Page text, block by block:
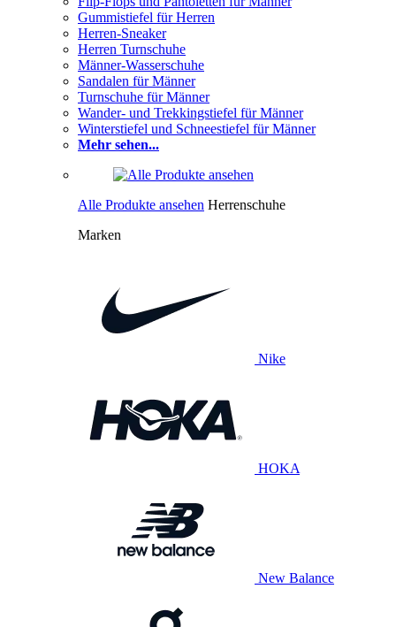
Gummistiefel für Herren
Herren-Sneaker
Herren Turnschuhe
Männer-Wasserschuhe
Sandalen für Männer
Turnschuhe für Männer
Wander- und Trekkingstiefel für Männer
Winterstiefel und Schneestiefel für Männer
Mehr sehen...
Alle Produkte ansehen Herrenschuhe
Marken
Nike
HOKA
New Balance